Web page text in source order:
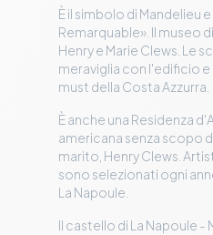
È il simbolo di Mandelieu
Remarquable». Il museo
Henry e Marie Clews. Le
meraviglia con l'edificio e
must della Costa Azzurra.
È anche una Residenza
americana senza scopo
marito, Henry Clews.
sono selezionati ogni
La Napoule.
Il castello di La Napoule -